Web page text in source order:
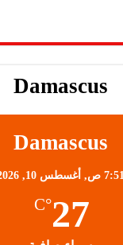
Damascus
Damascus
7:51 ص, أغسطس 10, 2026
27
°C